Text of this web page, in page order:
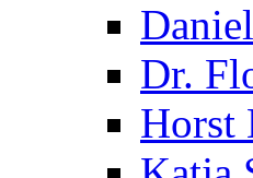
Dr.
Horst